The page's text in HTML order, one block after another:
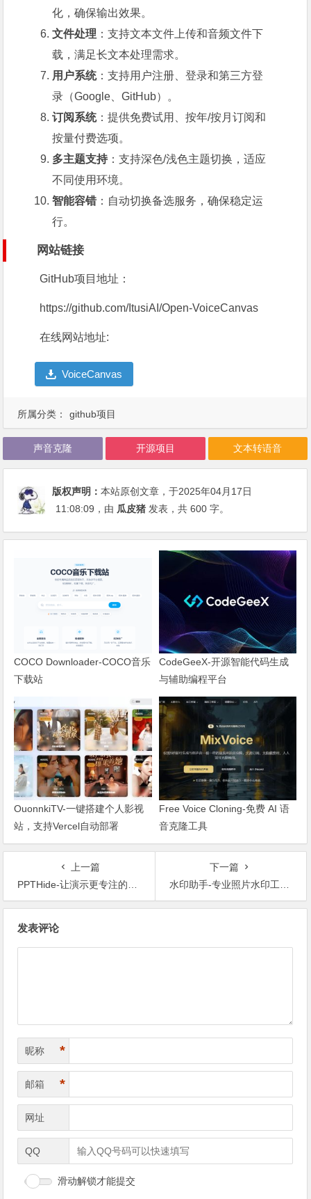
化，确保输出效果。
文件处理 ：支持文本文件上传和音频文件下
载，满足长文本处理需求。
用户系统：支持用户注册、登录和第三方登
录（Google、GitHub）。
订阅系统：提供免费试用、按年/按月订阅和
按量付费选项。
多主题支持 ：支持深色/浅色主题切换，适应
不同使用环境。
智能容错 ：自动切换备选服务，确保稳定运
行。
网站链接
GitHub项目地址：
https://github.com/ItusiAI/Open-VoiceCanvas
在线网站地址:
VoiceCanvas
所属分类： github项目
声音克隆 开源项目 文本转语音
版权声明：本站原创文章，于2025年04月17日
11:08:09 ，由 瓜皮猪 发表，共 600 字。
COCO Downloader-COCO音乐
下载站
CodeGeeX-开源智能代码生成
与辅助编程平台
OuonnkiTV-一键搭建个人影视
站，支持Vercel自动部署
Free Voice Cloning-免费 AI 语
音克隆工具
上一篇
PPTHide-让演示更专注的窗口隐藏小工具
下一篇
水印助手-专业照片水印工具，批量添加+元数据排版
发表评论
昵称 *
邮箱 *
网址
QQ
滑动解锁才能提交